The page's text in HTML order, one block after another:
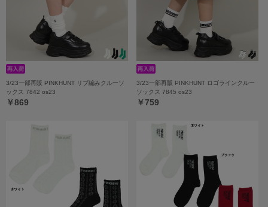
3/23一部再販 PINKHUNT リブ編みクルーソ
ックス 7842 os23
￥869
3/23一部再販 PINKHUNT ロゴラインクルー
ソックス 7845 os23
￥759